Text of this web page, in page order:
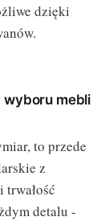
dzięki
wyboru mebli
to przede
z
detalu -